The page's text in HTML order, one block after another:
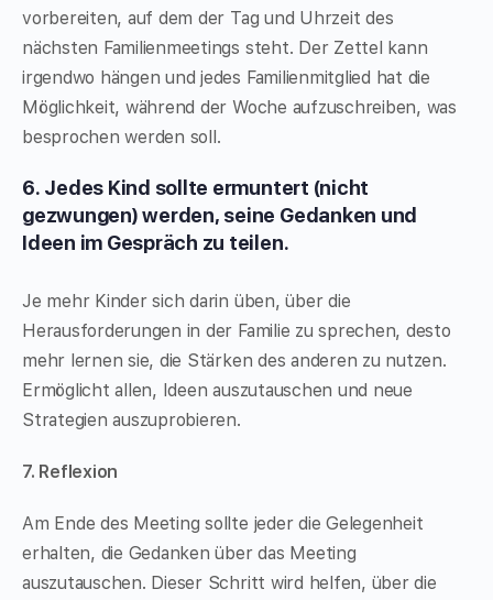
vorbereiten, auf dem der Tag und Uhrzeit des
nächsten Familienmeetings steht. Der Zettel kann
irgendwo hängen und jedes Familienmitglied hat die
Möglichkeit, während der Woche aufzuschreiben, was
besprochen werden soll.
6. Jedes Kind sollte ermuntert (nicht
gezwungen) werden, seine Gedanken und
Ideen im Gespräch zu teilen.
Je mehr Kinder sich darin üben, über die
Herausforderungen in der Familie zu sprechen, desto
mehr lernen sie, die Stärken des anderen zu nutzen.
Ermöglicht allen, Ideen auszutauschen und neue
Strategien auszuprobieren.
7. Reflexion
Am Ende des Meeting sollte jeder die Gelegenheit
erhalten, die Gedanken über das Meeting
auszutauschen. Dieser Schritt wird helfen, über die